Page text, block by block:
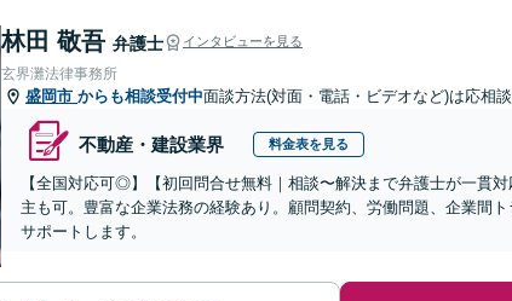
林田 敬吾 弁護士 インタビューを見る
玄界灘法律事務所
盛岡市 からも相談受付中面談方法(対面・電話・ビデオなど)は応相談
不動産・建設業界 料金表を見る
【全国対応可◎】【初回問合せ無料｜相談〜解決まで弁護士が一貫
主も可。豊富な企業法務の経験あり。顧問契約、労働問題、企業間
サポートします。